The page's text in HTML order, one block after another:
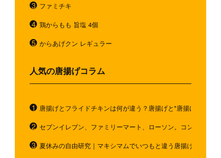
ファミチキ
鶏からもも 旨塩 4個
からあげクン レギュラー
人気の唐揚げコラム
唐揚げとフライドチキンは何が違う？唐揚げと"唐揚げと似て
セブンイレブン、ファミリーマート、ローソン。コンビニの
夏休みの自由研究｜マキシマムでいつもと違う唐揚げを作ろう